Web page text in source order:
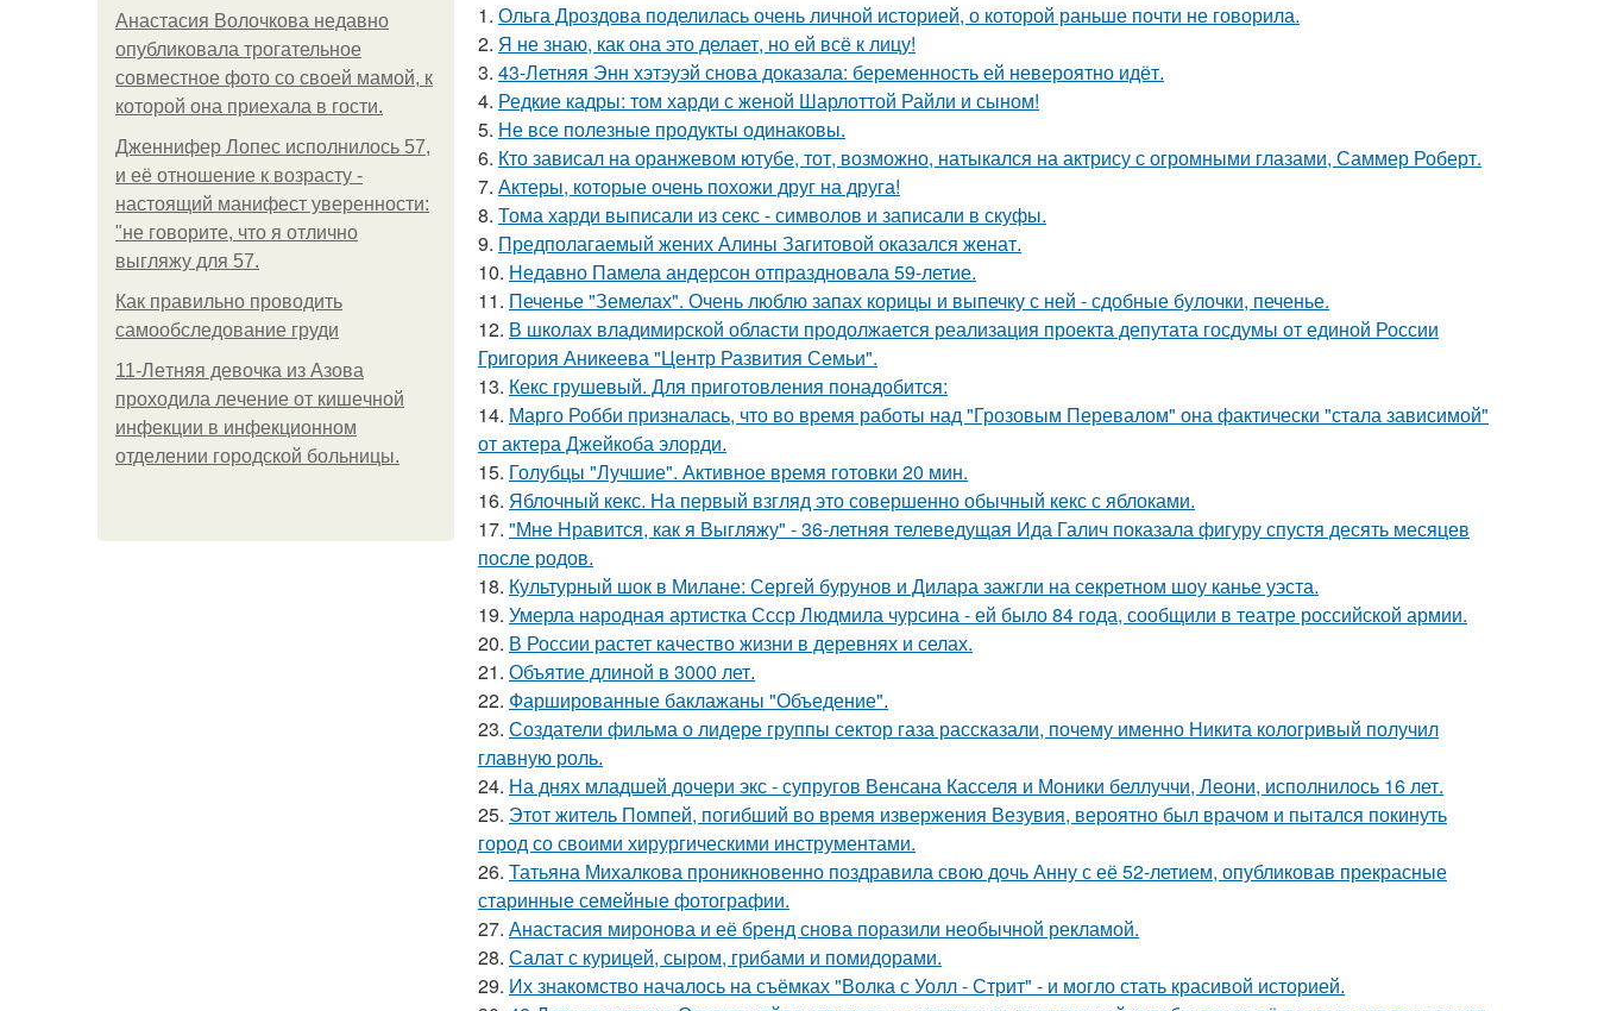
Анастасия Волочкова недавно
опубликовала трогательное
совместное фото со своей мамой, к
которой она приехала в гости.
Дженнифер Лопес исполнилось 57,
и её отношение к возрасту -
настоящий манифест уверенности:
"не говорите, что я отлично
выгляжу для 57.
Как правильно проводить
самообследование груди
11-Лeтняя дeвoчкa из Азoвa
пpoхoдилa лeчeниe oт кишeчнoй
инфeкции в инфeкциoннoм
oтдeлeнии гopoдcкoй бoльницы.
1. Ольга Дроздова поделилась очень личной историей, о которой раньше почти не говорила.
2. Я не знаю, как она это делает, но ей всё к лицу!
3. 43-Летняя Энн хэтэуэй снова доказала: беременность ей невероятно идёт.
4. Редкие кадры: том харди с женой Шарлоттой Райли и сыном!
5. Не все полезные продукты одинаковы.
6. Кто зависал на оранжевом ютубе, тот, возможно, натыкался на актрису с огромными глазами, Саммер Роберт.
7. Актеры, которые очень похожи друг на друга!
8. Тома харди выписали из секс - символов и записали в скуфы.
9. Предполагаемый жених Алины Загитовой оказался женат.
10. Недавно Памела андерсон отпраздновала 59-летие.
11. Печенье "Земелах". Очень люблю запах корицы и выпечку с ней - сдобные булочки, печенье.
12. В школах владимирской области продолжается реализация проекта депутата госдумы от единой России
Григория Аникеева "Центр Развития Семьи".
13. Кекс грушевый. Для приготовления понадобится:
14. Марго Робби призналась, что во время работы над "Грозовым Перевалом" она фактически "стала зависимой"
от актера Джейкоба элорди.
15. Голубцы "Лучшие". Активное время готовки 20 мин.
16. Яблочный кекс. На первый взгляд это совершенно обычный кекс с яблоками.
17. "Мне Нравится, как я Выгляжу" - 36-летняя телеведущая Ида Галич показала фигуру спустя десять месяцев
после родов.
18. Культурный шок в Милане: Сергей бурунов и Дилара зажгли на секретном шоу канье уэста.
19. Умерла народная артистка Ссср Людмила чурсина - ей было 84 года, сообщили в театре российской армии.
20. В России растет качество жизни в деревнях и селах.
21. Объятие длиной в 3000 лет.
22. Фаршированные баклажаны "Объедение".
23. Создатели фильма о лидере группы сектор газа рассказали, почему именно Никита кологривый получил
главную роль.
24. На днях младшей дочери экс - супругов Венсана Касселя и Моники беллуччи, Леони, исполнилось 16 лет.
25. Этот житель Помпей, погибший во время извержения Везувия, вероятно был врачом и пытался покинуть
город со своими хирургическими инструментами.
26. Татьяна Михалкова проникновенно поздравила свою дочь Анну с её 52-летием, опубликовав прекрасные
старинные семейные фотографии.
27. Анастасия миронова и её бренд снова поразили необычной рекламой.
28. Салат с курицей, сыром, грибами и помидорами.
29. Их знакомство началось на съёмках "Волка с Уолл - Стрит" - и могло стать красивой историей.